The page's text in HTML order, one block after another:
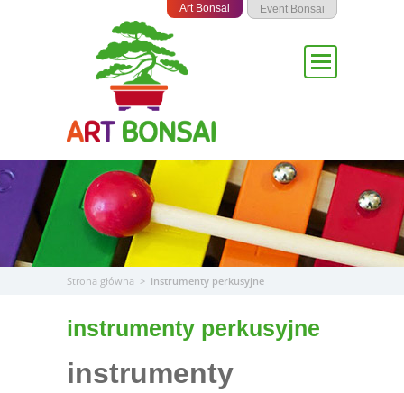
Art Bonsai Event Bonsai
Strona główna > instrumenty perkusyjne
instrumenty perkusyjne
instrumenty